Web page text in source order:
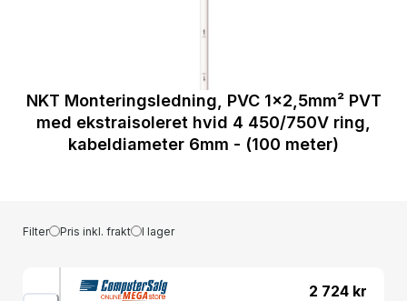
NKT Monteringsledning, PVC 1x2,5mm² PVT
med ekstraisoleret hvid 4 450/750V ring,
kabeldiameter 6mm - (100 meter)
Filter Pris inkl. frakt I lager
2 724 kr